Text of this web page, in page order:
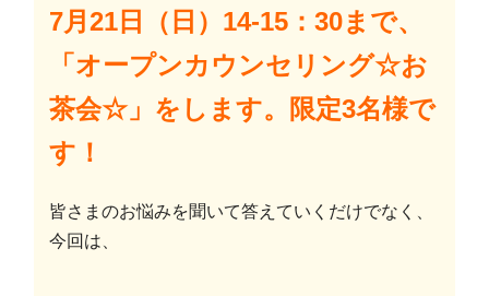
7月21日（日）14-15：30まで、
「オープンカウンセリング☆お
茶会☆」をします。
限定3名様で
す！
皆さまのお悩みを聞いて答えていくだけでなく、
今回は、